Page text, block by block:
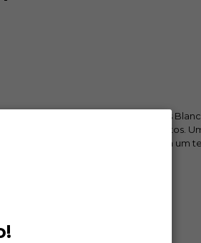
dos melhores lugares da Côte des
as borras sem adição de sulfitos.
caves essas dos século XIX com um